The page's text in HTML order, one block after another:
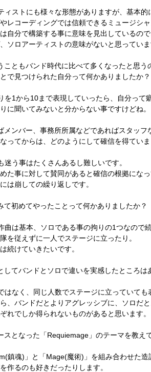
ィストにも様々な形態がありますが、基本的
レコーディングでは信頼できるミュージシ
自分で構築する事に意味を見出しているの
ソロアーティストの意味がないと思っていま
こともバンド時代に比べて多くなったと思う
で見つけられた自分って何かありましたか？
を1から10まで表現していったら、自分って
に聞いてみないと分からない事ですけどね。
メンバー、事務所所属などであればスタッ
ってからは、どのようにして確信を得てい
迷う事はたくさんあるし難しいです。
た事に対して賛同があると確信の根拠になっ
は崩しての繰り返しです。
て初めてやったことって何かありましたか？
曲は基本、ソロである事の拘りの1つなので続
を従えずに一人でステージに立ったり。
続けていきたいです。
してバンドとソロで違いを実感したところは
はなく、同じ人数でステージに立っていても
、バンドだとよりアグレッシブに、ソロだと
れでしか得られないものがあると思います。
スとなった「Requiemage」のテーマを教え
鎮魂)」と「Mage(魔術)」を組み合わせた造
作るのも好きだったりします。